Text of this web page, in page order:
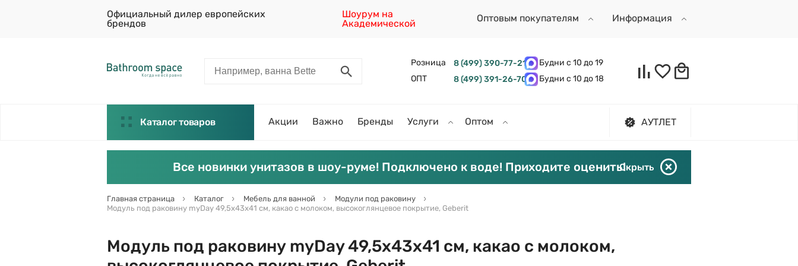
Официальный дилер европейских
брендов
Шоурум на
Академической
Оптовым покупателям Информация
Розница 8 (499) 390-77-21
Будни с 10 до 19
ОПТ
8 (499) 391-26-70 Будни с 10 до 18
Каталог товаров Акции Важно Бренды Услуги Оптом АУТЛЕТ
Все новинки унитазов в шоу-руме! Подключено к воде! Приходите оценить!Скрыть
Главная страница Каталог Мебель для ванной
Модули под раковину
Модуль под раковину myDay 49,5х43х41 см, какао с молоком, высокоглянцевое покрытие, Geberit
Модуль под раковину myDay 49,5х43х41 см, какао с молоком,